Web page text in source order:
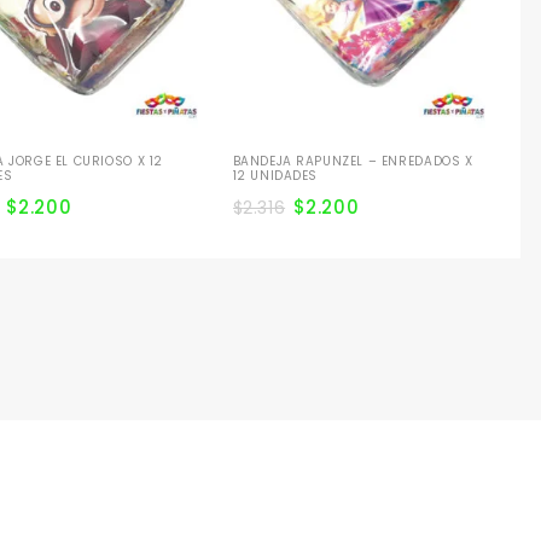
JORGE EL CURIOSO X 12
$2.200
BANDEJA RAPUNZEL – ENREDADOS X
12 UNIDADES
$2.316 $2.200